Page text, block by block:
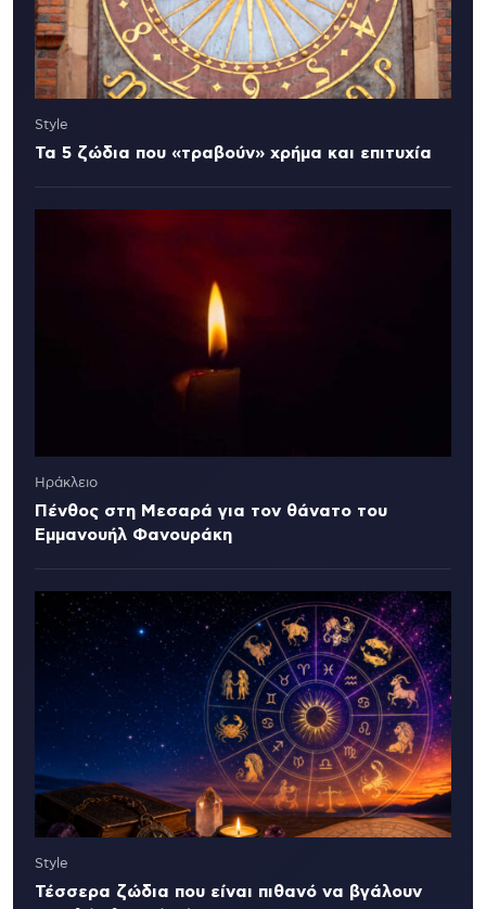
Style
Τα 5 ζώδια που «τραβούν» χρήμα και επιτυχία
Ηράκλειο
Πένθος στη Μεσαρά για τον θάνατο του
Εμμανουήλ Φανουράκη
Style
Τέσσερα ζώδια που είναι πιθανό να βγάλουν